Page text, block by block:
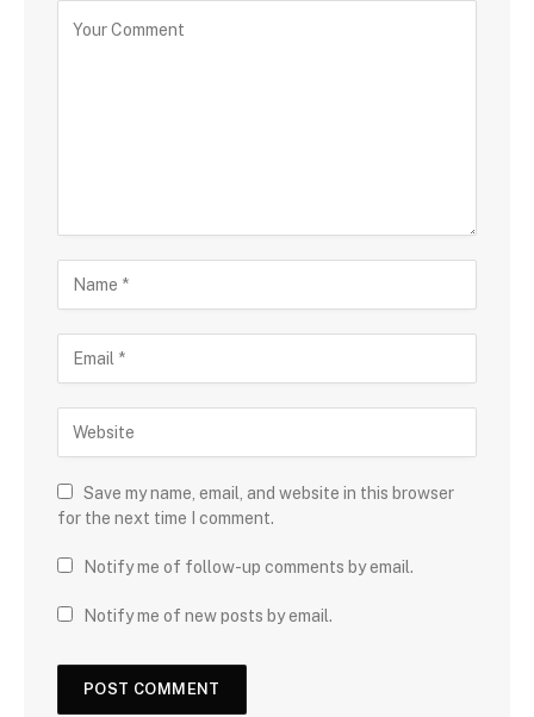
Save my name, email, and website in this browser
for the next time I comment.
Notify me of follow-up comments by email.
Notify me of new posts by email.